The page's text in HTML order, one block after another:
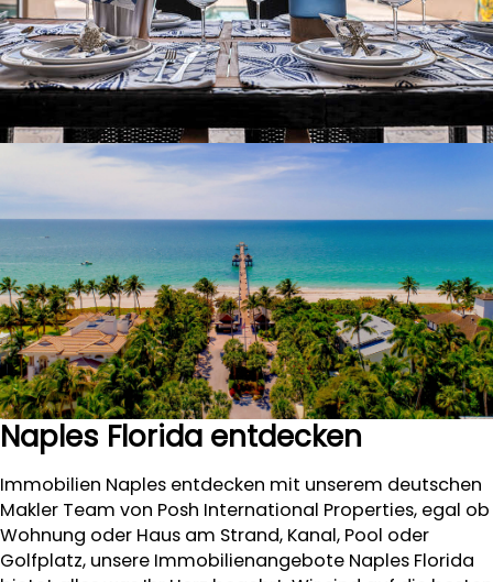
Naples Florida entdecken
Immobilien Naples entdecken mit unserem deutschen
Makler Team von Posh International Properties, egal ob
Wohnung oder Haus am Strand, Kanal, Pool oder
Golfplatz, unsere Immobilienangebote Naples Florida